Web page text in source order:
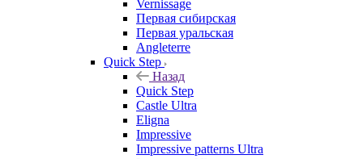
Vernissage
Первая сибирская
Первая уральская
Angleterre
Quick Step
Назад
Quick Step
Castle Ultra
Eligna
Impressive
Impressive patterns Ultra